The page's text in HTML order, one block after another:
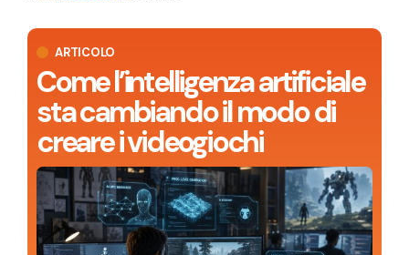
ARTICOLO
Come l’intelligenza artificiale
sta cambiando il modo di
creare i videogiochi